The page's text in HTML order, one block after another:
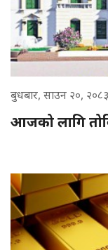
बुधबार, साउन २०, २०८३
आजको लागि